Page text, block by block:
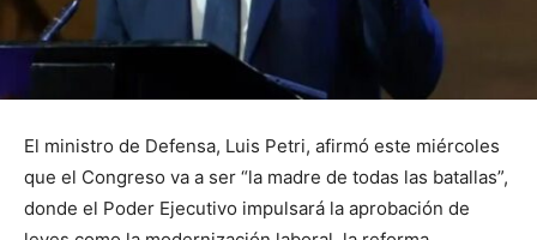
El ministro de Defensa, Luis Petri, afirmó este miércoles
que el Congreso va a ser “la madre de todas las batallas”,
donde el Poder Ejecutivo impulsará la aprobación de